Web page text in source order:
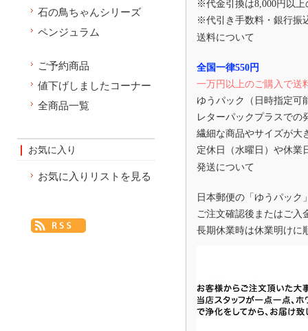
※代金引換は8,000円以
※代引き手数料・銀行振
送料について
全国一律550円
一万円以上のご購入で送
ゆうパック（日時指定可
レターパックプラスでの
繊細な商品やサイズが大
定休日（水曜日）や休業
発送について
日本郵便の「ゆうパック
ご注文確認後またはご入
長期休業時は休業明けに
石の鳥ちゃんシリーズ
ペンジュラム
ご予約商品
値下げしましたコーナー
全商品一覧
お気に入り
お気に入りリストを見る